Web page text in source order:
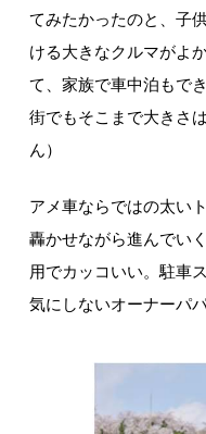
てみたかったのと、子
ける大きなクルマがよ
て、家族で車中泊もで
街でもそこまで大きさ
ん）
アメ車ならではの太い
轟かせながら進んでい
用でカッコいい。駐車
気にしないオーナーパ